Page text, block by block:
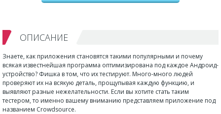
ОПИСАНИЕ
Знаете, как приложения становятся такими популярными и почему
всякая известнейшая программа оптимизирована под каждое Андроид-
устройство? Фишка в том, что их тестируют. Много-много людей
проверяют их на всякую деталь, прощупывая каждую функцию, и
выявляют разные нежелательности. Если вы хотите стать таким
тестером, то именно вашему вниманию представляем приложение под
названием Crowdsource.